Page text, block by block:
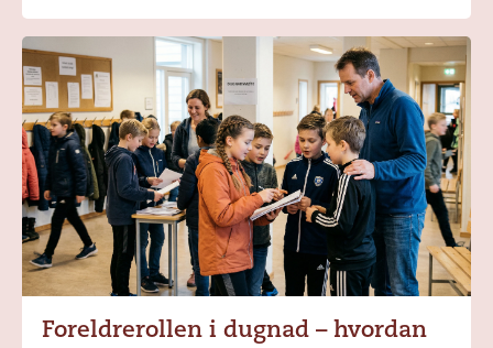
Foreldrerollen i dugnad – hvordan